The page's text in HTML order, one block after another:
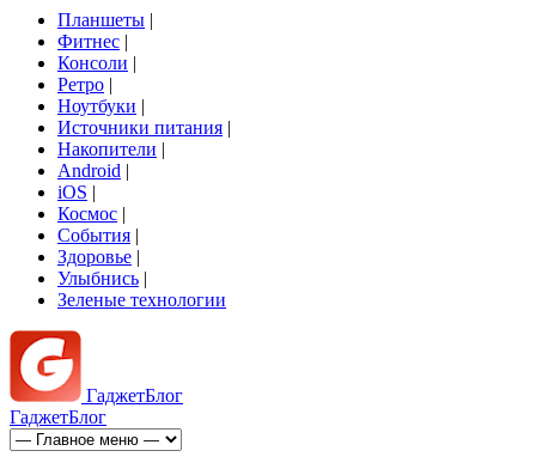
Планшеты |
Фитнес |
Консоли |
Ретро |
Ноутбуки |
Источники питания |
Накопители |
Android |
iOS |
Космос |
События |
Здоровье |
Улыбнись |
Зеленые технологии
ГаджетБлог
ГаджетБлог